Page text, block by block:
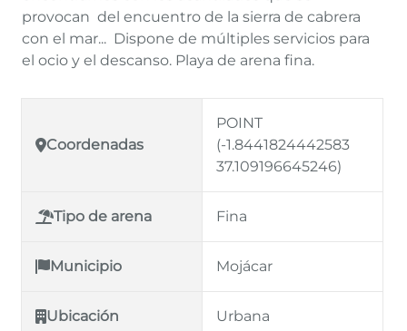
provocan del encuentro de la sierra de cabrera
con el mar... Dispone de múltiples servicios para
el ocio y el descanso. Playa de arena fina.
Coordenadas
POINT
(-1.8441824442583
37.109196645246)
Tipo de arena Fina
Municipio Mojácar
Ubicación Urbana